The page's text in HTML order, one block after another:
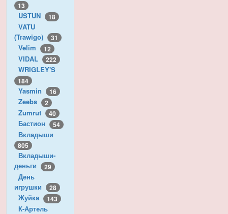
13
USTUN 18
VATU
(Trawigo)
31
Velim 12
VIDAL 222
WRIGLEY'S
184
Yasmin 16
Zeebs 2
Zumrut 40
Бастион 54
Вкладыши
805
Вкладыши-
деньги
29
День
игрушки
28
Жуйка 143
К-Артель